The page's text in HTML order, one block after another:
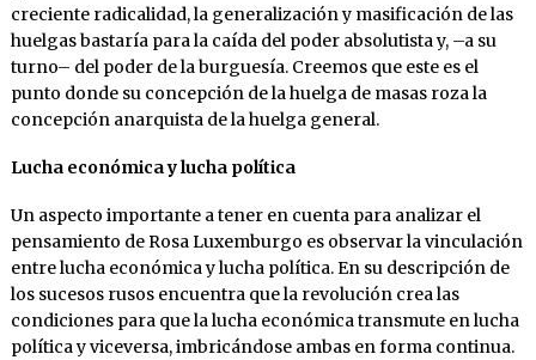
creciente radicalidad, la generalización y masificación de las
huelgas bastaría para la caída del poder absolutista y, –a su
turno– del poder de la burguesía. Creemos que este es el
punto donde su concepción de la huelga de masas roza la
concepción anarquista de la huelga general.
Lucha económica y lucha política
Un aspecto importante a tener en cuenta para analizar el
pensamiento de Rosa Luxemburgo es observar la vinculación
entre lucha económica y lucha política. En su descripción de
los sucesos rusos encuentra que la revolución crea las
condiciones para que la lucha económica transmute en lucha
política y viceversa, imbricándose ambas en forma continua.